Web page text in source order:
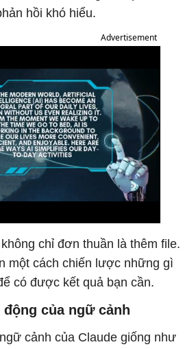
hồi khó hiểu.
Advertisement
chỉ đơn thuần là thêm file.
một cách chiến lược những gì
có được kết quả bạn cần.
của ngữ cảnh
cảnh của Claude giống như